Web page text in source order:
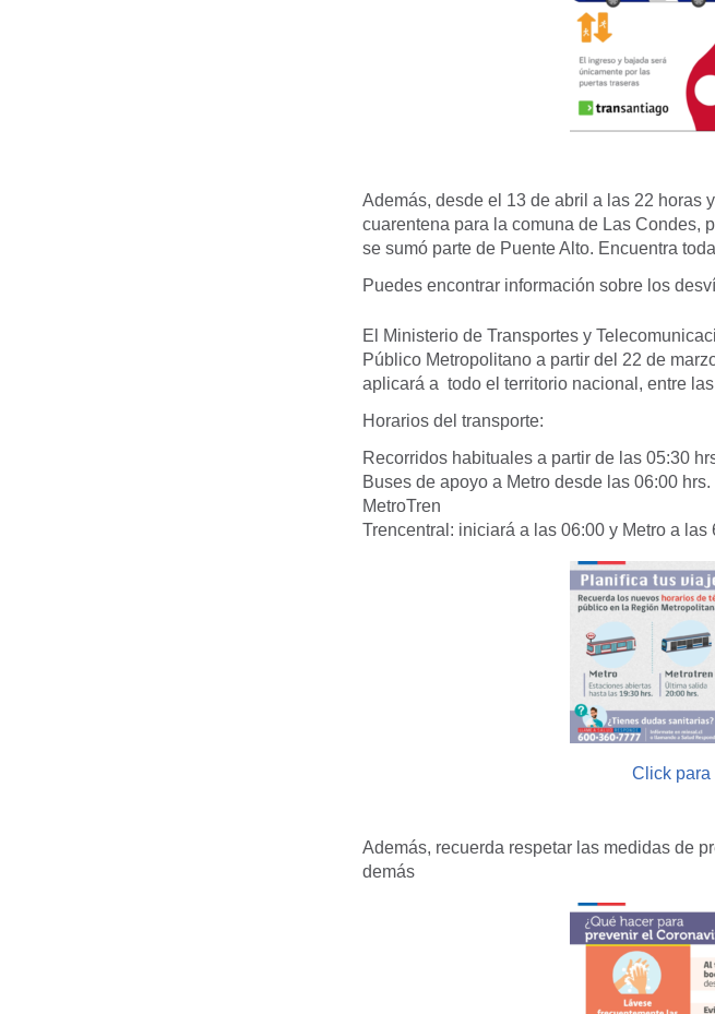
Además, desde el 13 de abril a las 22 horas
cuarentena para la comuna de Las Condes,
se sumó parte de Puente Alto. Encuentra
Puedes encontrar información sobre los
El Ministerio de Transportes y
Público Metropolitano a partir del 22 de
aplicará a todo el territorio nacional, entre
Horarios del transporte:
Recorridos habituales a partir de las 05:30
Buses de apoyo a Metro desde las 06:00 hrs.
MetroTren
Trencentral: iniciará a las 06:00 y Metro a las
Click para
Además, recuerda respetar las medidas de
demás